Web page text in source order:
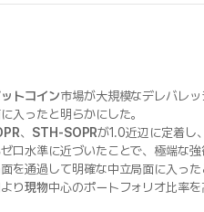
トコイン市場が大規模なデレバレッ
入ったと明らかにした。
、 STH-SOPRが1.0近辺に定着し、
ロ水準に近づいたことで、極端な強
を通過して明確な中立局面に入った
り現物中心のポートフォリオ比率